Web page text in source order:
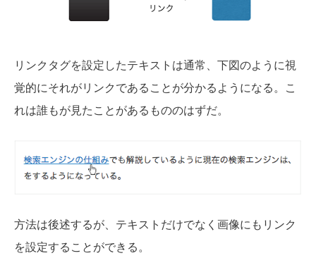
リンクタグを設定したテキストは通常、下図のように視
覚的にそれがリンクであることが分かるようになる。こ
れは誰もが見たことがあるもののはずだ。
方法は後述するが、テキストだけでなく画像にもリンク
を設定することができる。